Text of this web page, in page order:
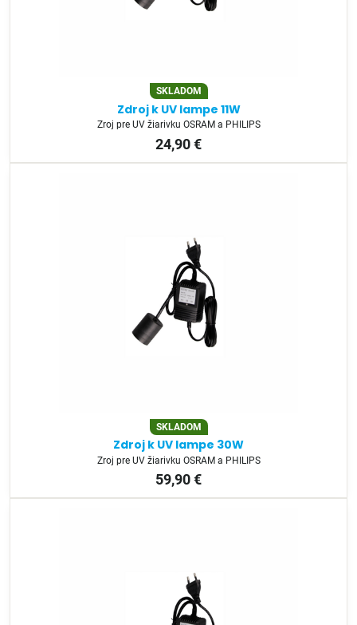
SKLADOM
Zdroj k UV lampe 11W
Zroj pre UV žiarivku OSRAM a PHILIPS
24,90 €
SKLADOM
Zdroj k UV lampe 30W
Zroj pre UV žiarivku OSRAM a PHILIPS
59,90 €